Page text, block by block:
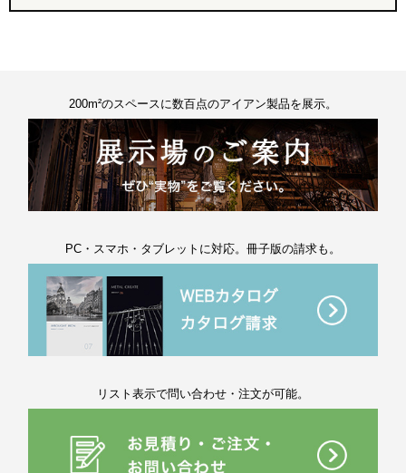
200m²のスペースに数百点のアイアン製品を展示。
PC・スマホ・タブレットに対応。冊子版の請求も。
リスト表示で問い合わせ・注文が可能。